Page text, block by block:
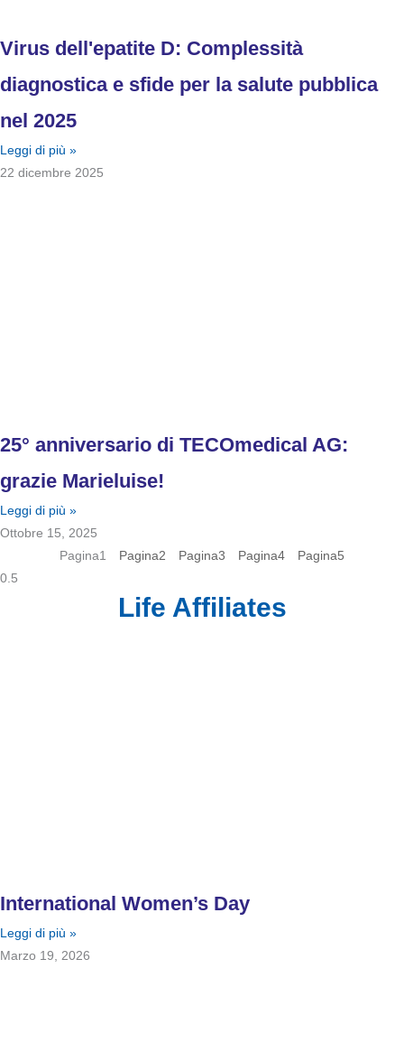
Virus dell'epatite D: Complessità
diagnostica e sfide per la salute pubblica
nel 2025
Leggi di più »
22 dicembre 2025
25° anniversario di TECOmedical AG:
grazie Marieluise!
Leggi di più »
Ottobre 15, 2025
Pagina1 Pagina2 Pagina3 Pagina4 Pagina5
Life Affiliates
International Women’s Day
Leggi di più »
Marzo 19, 2026